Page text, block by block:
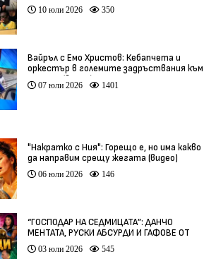
10 юли 2026 350
Вайръл с Емо Христов: Кебапчета и
оркестър в големите задръствания към
морето (видео)
07 юли 2026 1401
"Накратко с Ния": Горещо е, но има какво
да направим срещу жегата (видео)
06 юли 2026 146
“ГОСПОДАР НА СЕДМИЦАТА”: ДАНЧО
МЕНТАТА, РУСКИ АБСУРДИ И ГАФОВЕ ОТ
ЦЯЛ СВЯТ
03 юли 2026 545